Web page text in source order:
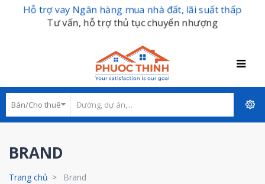
Hỗ trợ vay Ngân hàng mua nhà đất, lãi suất thấp
Tư vấn, hỗ trợ thủ tục chuyển nhượng
BRAND
Trang chủ Brand